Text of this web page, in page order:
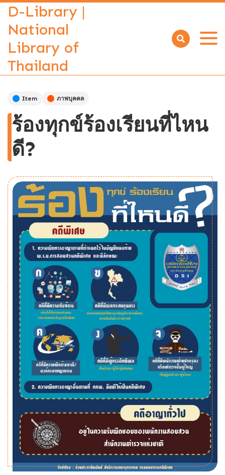
D-Library |
National
Library of
Thailand
Open
Item ภาพบุคคล
ร้องทุกข์ร้องเรียนที่ไหน
ดี?